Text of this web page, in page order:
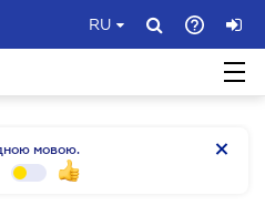
RU
мовою.